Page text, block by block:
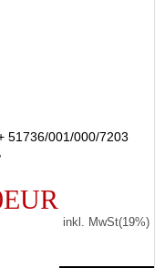
51736/001/000/7203
inkl. MwSt(19%)